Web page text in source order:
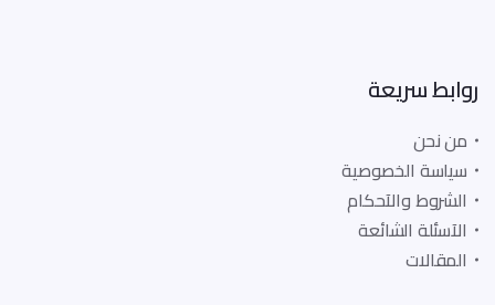
روابط سريعة
من نحن
سياسة الخصوصية
الشروط والآحكام
الآسئلة الشائعة
المقالات